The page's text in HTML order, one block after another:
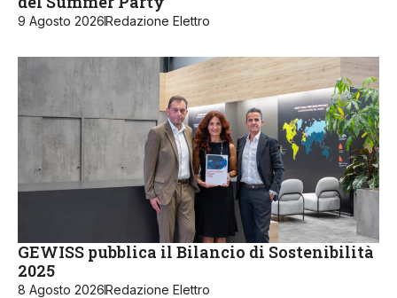
9 Agosto 2026Redazione Elettro
GEWISS pubblica il Bilancio di Sostenibilità
2025
8 Agosto 2026Redazione Elettro